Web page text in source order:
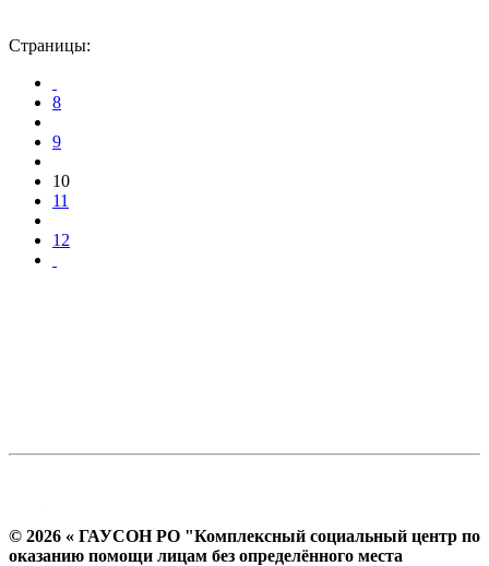
Страницы:
8
9
10
11
12
© 2026 « ГАУСОН РО "Комплексный социальный центр по
оказанию помощи лицам без определённого места